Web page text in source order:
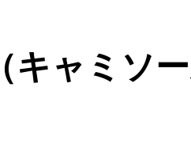
（キャミソ